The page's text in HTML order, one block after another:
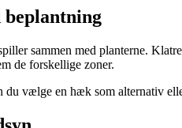
beplantning
sammen med planterne.
de forskellige zoner.
du vælge en hæk som alternativ